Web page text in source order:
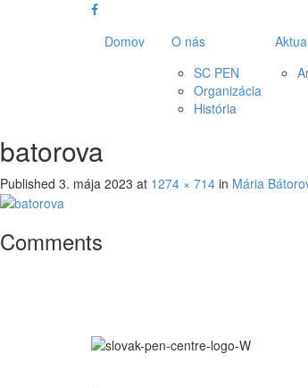
Domov
O nás
SC PEN
Organizácia
História
batorova
Published 3. mája 2023 at 1274 × 714 in Mária
Comments